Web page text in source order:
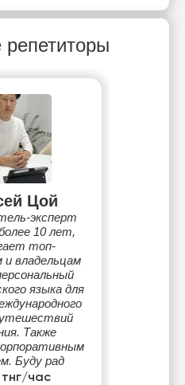
Цой
эксперт
10 лет,
топ-
и владельцам
языка для
Также
тнг/час